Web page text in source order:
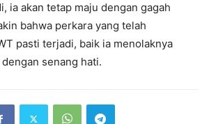
ia akan tetap maju dengan gagah
bahwa perkara yang telah
pasti terjadi, baik ia menolaknya
senang hati.